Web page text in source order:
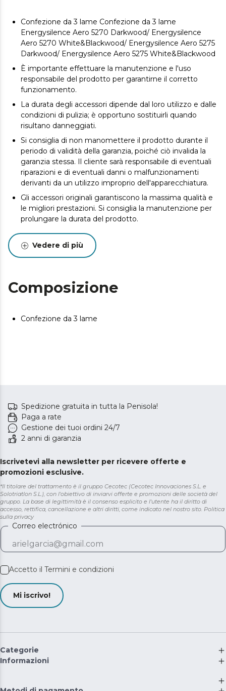
Confezione da 3 lame Confezione da 3 lame
Energysilence Aero 5270 Darkwood/ Energysilence
Aero 5270 White&Blackwood/ Energysilence Aero 5275
Darkwood/ Energysilence Aero 5275 White&Blackwood
È importante effettuare la manutenzione e l'uso
responsabile del prodotto per garantirne il corretto
funzionamento.
La durata degli accessori dipende dal loro utilizzo e dalle
condizioni di pulizia; è opportuno sostituirli quando
risultano danneggiati.
Si consiglia di non manomettere il prodotto durante il
periodo di validità della garanzia, poiché ciò invalida la
garanzia stessa. Il cliente sarà responsabile di eventuali
riparazioni e di eventuali danni o malfunzionamenti
derivanti da un utilizzo improprio dell'apparecchiatura.
Gli accessori originali garantiscono la massima qualità e
le migliori prestazioni. Si consiglia la manutenzione per
prolungare la durata del prodotto.
Vedere di più
Composizione
Confezione da 3 lame
Spedizione gratuita in tutta la Penisola!
Paga a rate
Gestione dei tuoi ordini 24/7
2 anni di garanzia
Iscrivetevi alla newsletter per ricevere offerte e
promozioni esclusive.
*Il titolare del trattamento è il gruppo Cecotec (Cecotec Innovaciones S.L. e
Solotriatlon S.L.), con l'obiettivo di inviarvi offerte e promozioni delle società del
gruppo. La base di legittimità è il consenso esplicito e l'utente ha il diritto di
accesso, rettifica, cancellazione e altri diritti, come indicato nel nostro sito. Politica
sulla privacy
Correo electrónico
Accetto il Termini e condizioni
Mi iscrivo!
Categorie
Informazioni